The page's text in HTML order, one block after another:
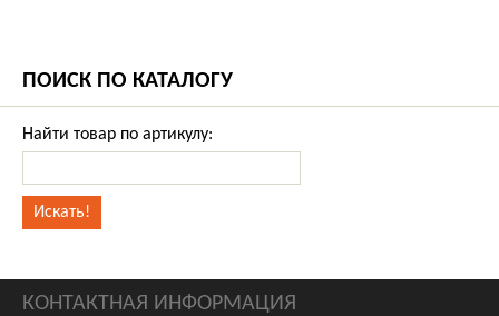
ПОИСК ПО КАТАЛОГУ
Найти товар по артикулу:
КОНТАКТНАЯ ИНФОРМАЦИЯ